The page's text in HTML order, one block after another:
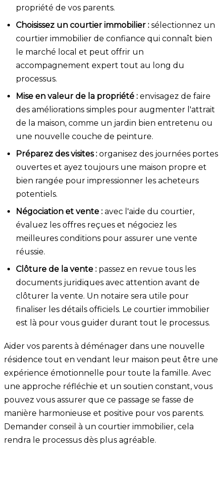
propriété de vos parents.
Choisissez un courtier immobilier : sélectionnez un
courtier immobilier de confiance qui connaît bien
le marché local et peut offrir un
accompagnement expert tout au long du
processus.
Mise en valeur de la propriété : envisagez de faire
des améliorations simples pour augmenter l'attrait
de la maison, comme un jardin bien entretenu ou
une nouvelle couche de peinture.
Préparez des visites : organisez des journées portes
ouvertes et ayez toujours une maison propre et
bien rangée pour impressionner les acheteurs
potentiels.
Négociation et vente : avec l'aide du courtier,
évaluez les offres reçues et négociez les
meilleures conditions pour assurer une vente
réussie.
Clôture de la vente : passez en revue tous les
documents juridiques avec attention avant de
clôturer la vente. Un notaire sera utile pour
finaliser les détails officiels. Le courtier immobilier
est là pour vous guider durant tout le processus.
Aider vos parents à déménager dans une nouvelle
résidence tout en vendant leur maison peut être une
expérience émotionnelle pour toute la famille. Avec
une approche réfléchie et un soutien constant, vous
pouvez vous assurer que ce passage se fasse de
manière harmonieuse et positive pour vos parents.
Demander conseil à un courtier immobilier, cela
rendra le processus dès plus agréable.